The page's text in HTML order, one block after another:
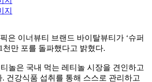
은 이너뷰티 브랜드 바이탈뷰티가 ‘슈퍼
천만 포를 돌파했다고 밝혔다.
놀은 국내 먹는 레티놀 시장을 견인하고
건강식품 섭취를 통해 스스로 관리하고